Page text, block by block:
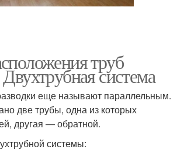
труб
система
еще называют параллельным.
две трубы, одна из которых
другая — обратной.
системы: